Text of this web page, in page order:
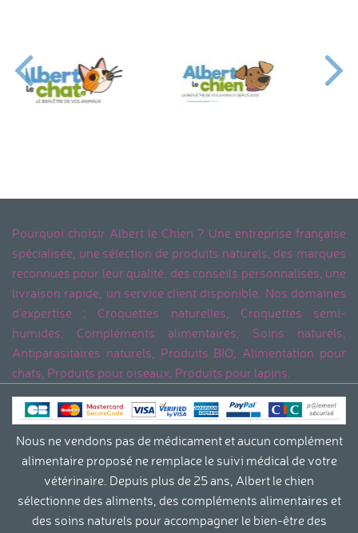
Pourquoi choisir Albert le Chien ? Une entreprise française
spécialisée, une sélection de produits naturels, des marques
reconnues pour leur qualité, des conseils personnalisés, une
livraison rapide, un service client disponible. Nos domaines
d'expertise ; Croquettes naturelles, Croquettes semi-
humides, Compléments alimentaires, Soins naturels,
Antiparasitaires naturels, Produits BIO, Alimentation pour
chats, Produits pour oiseaux, Produits pour lapins.
Nous ne vendons pas de médicament et aucun complément
alimentaire proposé ne remplace le suivi médical de votre
vétérinaire. Depuis plus de 25 ans, Albert le chien
sélectionne des aliments, des compléments alimentaires et
des soins naturels pour accompagner le bien-être des